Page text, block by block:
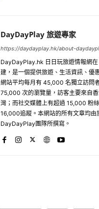
DayDayPlay 旅遊專家
https://daydayplay.hk/about-
DayDayPlay.hk 日日玩旅遊情報網在
建，是一個提供旅遊、生活資訊、優
網站平均每月有 45,000 名獨立訪問
75,000 次的瀏覽量，訪客主要來自
灣；而社交媒體上有超過 15,000 粉
16,000追蹤。本網站的所有文章均由
DayDayPlay團隊所撰寫。